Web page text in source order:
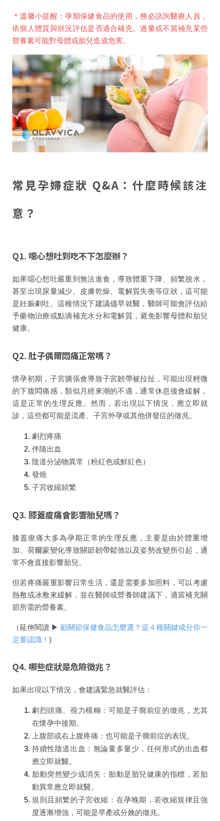
＊溫馨小提醒 ：孕期保健食品的使用，務必諮詢醫療人員，
依個人體質與狀況評估是否適合補充。過量或不當補充某些
營養素可能對母體或胎兒造成危害。
常見孕婦症狀 Q&A：什麼時候該注
意？
Q1. 噁心想吐到吃不下怎麼辦？
如果噁心想吐嚴重到無法進食，導致體重下降、頻繁脫水，
甚至出現尿量減少、皮膚乾燥、電解質失衡等症狀，這可能
是妊娠劇吐。這種情況下建議儘早就醫，醫師可能會評估給
予藥物治療或點滴補充水分和電解質，避免影響母體和胎兒
健康。
Q2. 肚子偶爾悶痛正常嗎？
懷孕初期，子宮擴張會導致子宮韌帶被拉扯，可能出現輕微
的下腹悶痛感，類似月經來潮的不適，通常休息後會緩解，
這是正常的生理反應。然而，若出現以下情況，應立即就
診，這些都可能是流產、子宮外孕或其他併發症的徵兆。
劇烈疼痛
伴隨出血
陰道分泌物異常（粉紅色或鮮紅色）
發燒
子宮收縮頻繁
Q3. 膝蓋痠痛會影響胎兒嗎？
膝蓋痠痛大多為孕期正常的生理反應，主要是由於體重增
加、荷爾蒙變化導致關節韌帶鬆弛以及姿勢改變所引起，通
常不會直接影響胎兒。
但若疼痛嚴重影響日常生活，還是需要多加照料，可以考慮
熱敷或冰敷來緩解，並在醫師或營養師建議下，適當補充關
節所需的營養素。
（延伸閱讀 ▶ 顧關節保健食品怎麼選？這４種關鍵成分你一
定要認識！ )
Q4. 哪些症狀是危險徵兆？
如果出現以下情況，會建議緊急就醫評估：
劇烈頭痛、視力模糊 ：可能是子癇前症的徵兆，尤其
在懷孕中後期。
上腹部或右上腹疼痛 ：也可能是子癇前症的表現。
持續性陰道出血 ：無論量多量少，任何形式的出血都
應立即就醫。
胎動突然變少或消失 ：胎動是胎兒健康的指標，若胎
動異常應立即就醫。
規則且頻繁的子宮收縮 ：在孕晚期，若收縮規律且強
度逐漸增強，可能是早產或分娩的徵兆。